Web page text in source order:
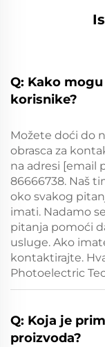
Q: Kako
korisnike?
Možete doći do
obrasca za
na adresi [email
86666738. Naš
oko svakog
imati. Nadamo
pitanja pomoći
usluge. Ako
kontaktirajte.
Photoelectric
Q: Koja je
proizvoda?